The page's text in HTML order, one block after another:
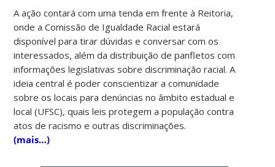
A ação contará com uma tenda em frente à Reitoria,
onde a Comissão de Igualdade Racial estará
disponível para tirar dúvidas e conversar com os
interessados, além da distribuição de panfletos com
informações legislativas sobre discriminação racial. A
ideia central é poder conscientizar a comunidade
sobre os locais para denúncias no âmbito estadual e
local (UFSC), quais leis protegem a população contra
atos de racismo e outras discriminações.
(mais…)